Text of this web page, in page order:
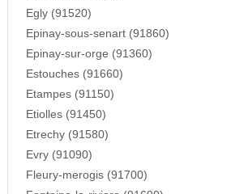
Egly (91520)
Epinay-sous-senart (91860)
Epinay-sur-orge (91360)
Estouches (91660)
Etampes (91150)
Etiolles (91450)
Etrechy (91580)
Evry (91090)
Fleury-merogis (91700)